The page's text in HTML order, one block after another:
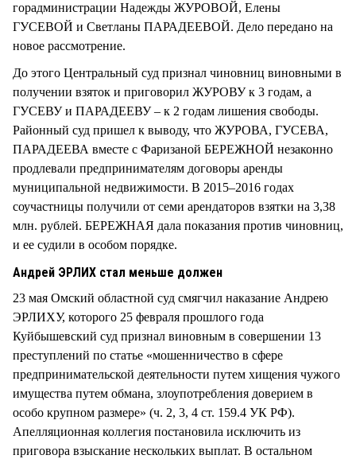
горадминистрации Надежды ЖУРОВОЙ, Елены
ГУСЕВОЙ и Светланы ПАРАДЕЕВОЙ. Дело передано на
новое рассмотрение.
До этого Центральный суд признал чиновниц виновными в
получении взяток и приговорил ЖУРОВУ к 3 годам, а
ГУСЕВУ и ПАРАДЕЕВУ – к 2 годам лишения свободы.
Районный суд пришел к выводу, что ЖУРОВА, ГУСЕВА,
ПАРАДЕЕВА вместе с Фаризаной БЕРЕЖНОЙ незаконно
продлевали предпринимателям договоры аренды
муниципальной недвижимости. В 2015–2016 годах
соучастницы получили от семи арендаторов взятки на 3,38
млн. рублей. БЕРЕЖНАЯ дала показания против чиновниц,
и ее судили в особом порядке.
Андрей ЭРЛИХ стал меньше должен
23 мая Омский областной суд смягчил наказание Андрею
ЭРЛИХУ, которого 25 февраля прошлого года
Куйбышевский суд признал виновным в совершении 13
преступлений по статье «мошенничество в сфере
предпринимательской деятельности путем хищения чужого
имущества путем обмана, злоупотребления доверием в
особо крупном размере» (ч. 2, 3, 4 ст. 159.4 УК РФ).
Апелляционная коллегия постановила исключить из
приговора взыскание нескольких выплат. В остальном